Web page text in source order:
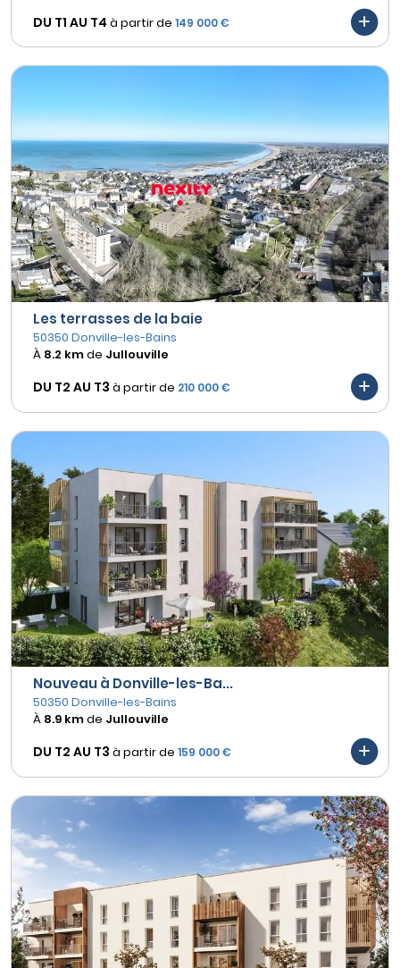
DU T1 AU T4 à partir de 149 000 €
Les terrasses de la baie
50350 Donville-les-Bains
À 8.2 kmde Jullouville
DU T2 AU T3 à partir de 210 000 €
Nouveau à Donville-les-Ba...
50350 Donville-les-Bains
À 8.9 kmde Jullouville
DU T2 AU T3 à partir de 159 000 €